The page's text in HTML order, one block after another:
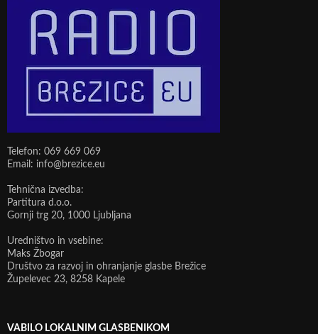
Telefon: 069 669 069
Email: info@brezice.eu
Tehnična izvedba:
Partitura d.o.o.
Gornji trg 20, 1000 Ljubljana
Uredništvo in vsebine:
Maks Žbogar
Društvo za razvoj in ohranjanje glasbe Brežice
Župelevec 23, 8258 Kapele
VABILO LOKALNIM GLASBENIKOM